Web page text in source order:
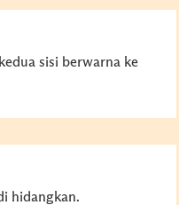
sisi berwarna ke
hidangkan.